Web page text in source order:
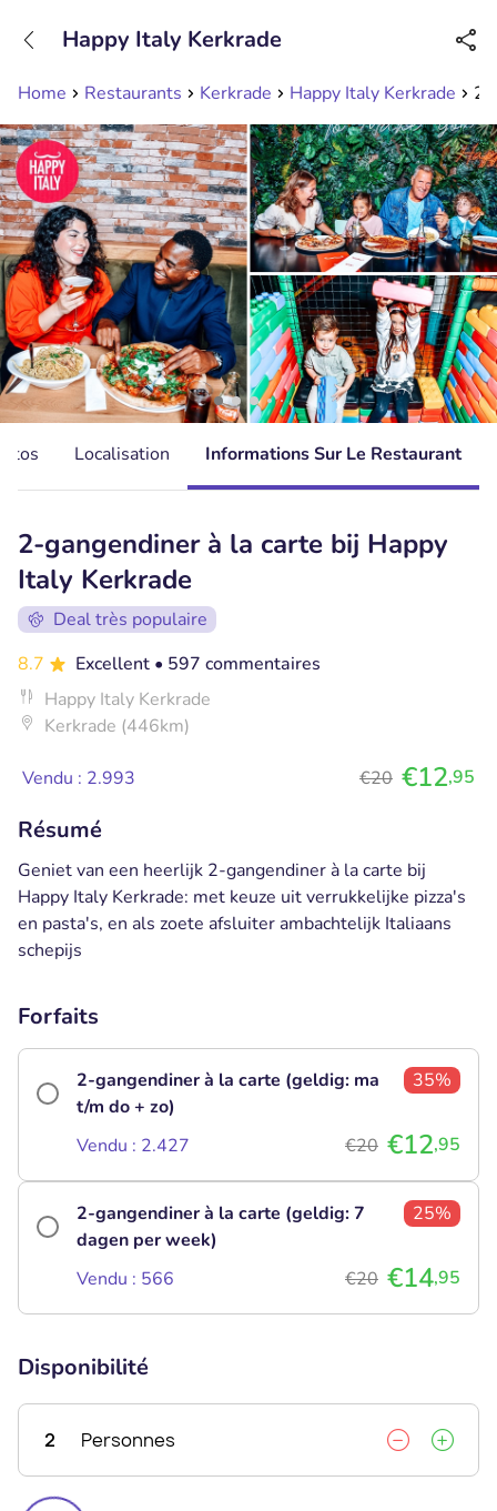
Disponible jusqu'à 23:00 heures
Home Restaurants Kerkrade Happy Italy Kerkrade 2-
Happy Italy Kerkrade
Localisation Informations Sur Le Restaurant
2-gangendiner à la carte bij Happy
Italy Kerkrade
Deal très populaire
8.7
Excellent • 597 commentaires
Happy Italy Kerkrade
Kerkrade (446km)
Vendu : 2.993 €20 €12,95
Résumé
Geniet van een heerlijk 2-gangendiner à la carte bij
Happy Italy Kerkrade: met keuze uit verrukkelijke pizza's
en pasta's, en als zoete afsluiter ambachtelijk Italiaans
schepijs
Forfaits
2-gangendiner à la carte (geldig: ma
t/m do + zo)
35%
Vendu : 2.427 €20 €12,95
2-gangendiner à la carte (geldig: 7
dagen per week)
25%
Vendu : 566 €20 €14,95
Disponibilité
2 Personnes